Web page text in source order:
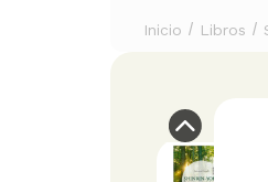
Inicio / Libros /